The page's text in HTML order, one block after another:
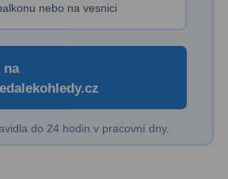
nebo na vesnici
na
do 24 hodin v pracovní dny.